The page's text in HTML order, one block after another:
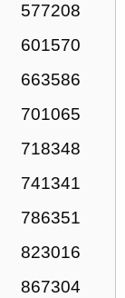
577208
601570
663586
701065
718348
741341
786351
823016
867304